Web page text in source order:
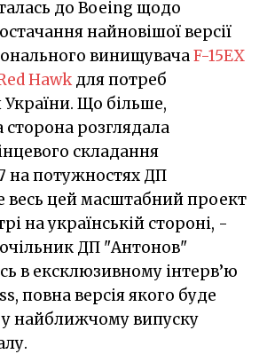
до Boeing щодо
найновішої версії
винищувачаF-15EX
Hawkдля потреб
Що більше,
розглядала
складання
на потужностях ДП
весь цей масштабний проект
на українській стороні, -
ДП "Антонов"
в ексклюзивному інтерв’ю
повна версія якого буде
у найближчому випуску